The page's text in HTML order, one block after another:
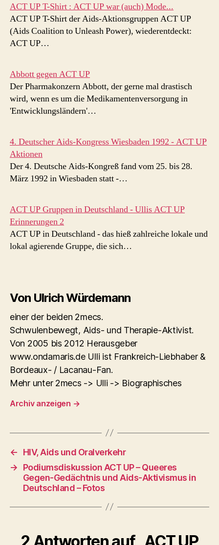
ACT UP T-Shirt : ACT UP war (auch) Mode...
ACT UP T-Shirt der Aids-Aktionsgruppen ACT UP
(Aids Coalition to Unleash Power), wiederentdeckt:
ACT UP…
Abbott gegen ACT UP
Der Pharmakonzern Abbott, der gerne mal drastisch
wird, wenn es um die Medikamentenversorgung in
'Entwicklungsländern'…
4. Deutscher Aids-Kongress Wiesbaden 1992 - ACT UP
Aktionen
Der 4. Deutsche Aids-Kongreß fand vom 25. bis 28.
März 1992 in Wiesbaden statt -…
ACT UP Gruppen in Deutschland - Ullis ACT UP
Erinnerungen 2
ACT UP in Deutschland - das hieß zahlreiche lokale und
lokal agierende Gruppe, die sich…
Von Ulrich Würdemann
einer der beiden 2mecs.
Schwulenbewegt, Aids- und Therapie-Aktivist.
Von 2005 bis 2012 Herausgeber
www.ondamaris.de Ulli ist Frankreich-Liebhaber &
Bordeaux- / Lacanau-Fan.
Mehr unter 2mecs -> Ulli -> Biographisches
Archiv anzeigen →
←
HIV, Aids und Oralverkehr
→
Podiumsdiskussion ACT UP – Queeres
Gegen-Gedächtnis und Aids-Aktivismus in
Deutschland – Fotos
2 Antworten auf „ACT UP